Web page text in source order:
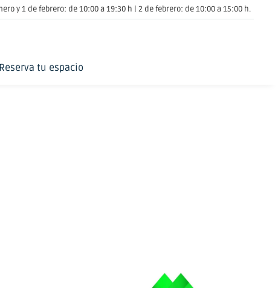
y 1 de febrero: de 10:00 a 19:30 h | 2 de febrero: de 10:00 a 15:00 h.
Reserva tu espacio